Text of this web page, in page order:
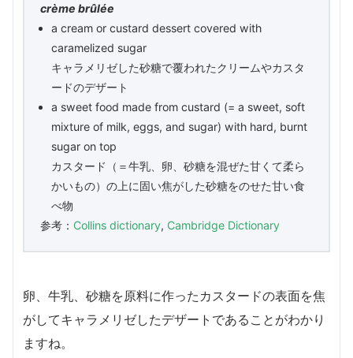
crème brûlée
a cream or custard dessert covered with
caramelized sugar
キャラメリゼした砂糖で覆われたクリームやカスタ
ードのデザート
a sweet food made from custard (= a sweet, soft
mixture of milk, eggs, and sugar) with hard, burnt
sugar on top
カスタード（＝牛乳、卵、砂糖を混ぜた甘くて柔ら
かいもの）の上に固い焦がした砂糖をのせた甘い食
べ物
参考： Collins dictionary, Cambridge Dictionary
卵、牛乳、砂糖を原料に作ったカスタードの表面を焦
がしてキャラメリゼしたデザートであることがわかり
ますね。